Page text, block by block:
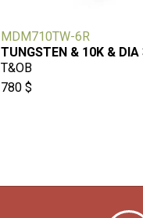
MDM710TW-6R
TUNGSTEN & 10K & DIA
T&OB
780 $